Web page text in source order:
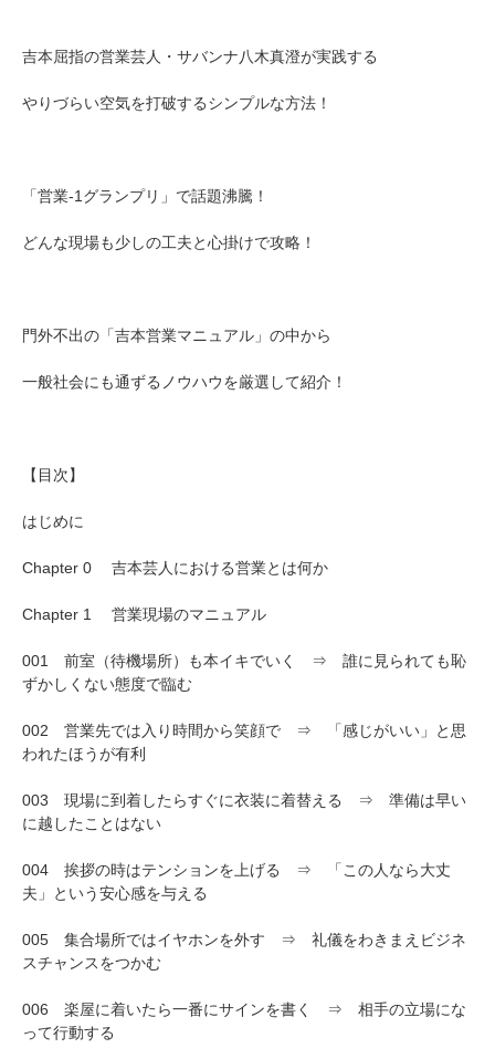
吉本屈指の営業芸人・サバンナ八木真澄が実践する
やりづらい空気を打破するシンプルな方法！
「営業-1グランプリ」で話題沸騰！
どんな現場も少しの工夫と心掛けで攻略！
門外不出の「吉本営業マニュアル」の中から
一般社会にも通ずるノウハウを厳選して紹介！
【目次】
はじめに
Chapter 0 吉本芸人における営業とは何か
Chapter 1 営業現場のマニュアル
001 前室（待機場所）も本イキでいく ⇒ 誰に見られても恥
ずかしくない態度で臨む
002 営業先では入り時間から笑顔で ⇒ 「感じがいい」と思
われたほうが有利
003 現場に到着したらすぐに衣装に着替える ⇒ 準備は早い
に越したことはない
004 挨拶の時はテンションを上げる ⇒ 「この人なら大丈
夫」という安心感を与える
005 集合場所ではイヤホンを外す ⇒ 礼儀をわきまえビジネ
スチャンスをつかむ
006 楽屋に着いたら一番にサインを書く ⇒ 相手の立場にな
って行動する